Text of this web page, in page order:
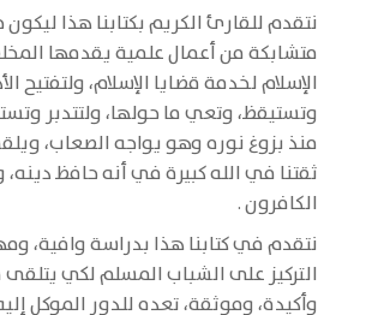
نتقدم للقارئ الكريم بكتابنا هذا
متشابكة من أعمال علمية يقدمها
الإسلام لخدمة قضايا الإسلام، ولتفتيح
وتستيقظ، وتعي ما حولها، ولتتدبر
منذ بزوغ نوره وهو يواجه الصعاب،
ثقتنا في الله كبيرة في أنه حافظ دينه،
الكافرون .
نتقدم في كتابنا هذا بدراسة وافية،
التركيز على الشباب المسلم لكي
وأكيدة، وموثقة، تعده للدور الموكل